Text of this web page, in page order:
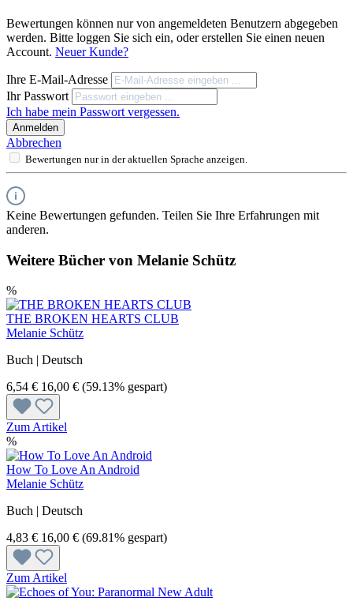
Bewertungen können nur von angemeldeten Benutzern abgegeben
werden. Bitte loggen Sie sich ein, oder erstellen Sie einen neuen
Account. Neuer Kunde?
Ihre E-Mail-Adresse
Ihr Passwort
Ich habe mein Passwort vergessen.
Anmelden
Abbrechen
Bewertungen nur in der aktuellen Sprache anzeigen.
Keine Bewertungen gefunden. Teilen Sie Ihre Erfahrungen mit
anderen.
Weitere Bücher von Melanie Schütz
%
THE BROKEN HEARTS CLUB
Melanie Schütz
Buch | Deutsch
6,54 € 16,00 € (59.13% gespart)
Zum Artikel
%
How To Love An Android
Melanie Schütz
Buch | Deutsch
4,83 € 16,00 € (69.81% gespart)
Zum Artikel